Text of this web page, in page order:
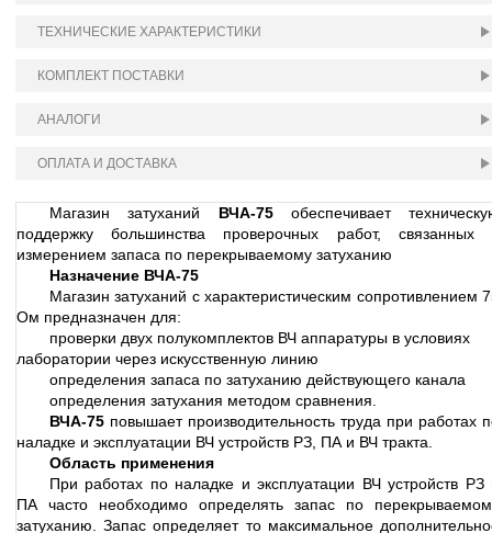
ТЕХНИЧЕСКИЕ ХАРАКТЕРИСТИКИ
КОМПЛЕКТ ПОСТАВКИ
АНАЛОГИ
ОПЛАТА И ДОСТАВКА
Магазин затуханий ВЧА-75обеспечивает
поддержку большинства проверочных работ, связанных
измерением запаса по перекрываемому затуханию
Назначение ВЧА-75
Магазин затуханий с характеристическим сопротивлением
Ом предназначен для:
проверки двух полукомплектов ВЧ аппаратуры в условиях
лаборатории через искусственную линию
определения запаса по затуханию действующего канала
определения затухания методом сравнения.
ВЧА-75 повышает производительность труда при работах
наладке и эксплуатации ВЧ устройств РЗ, ПА и ВЧ тракта.
Область применения
При работах по наладке и эксплуатации ВЧ устройств РЗ
ПА часто необходимо определять запас по
затуханию. Запас определяет то максимальное